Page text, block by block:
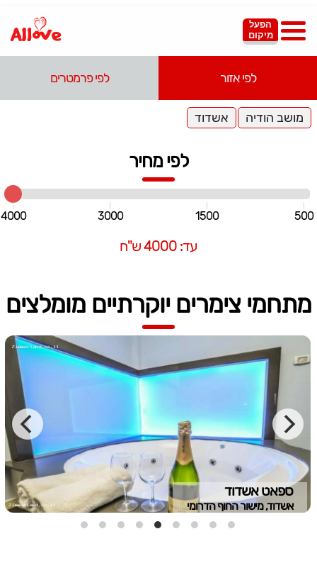
הפעל
מיקום
לפי אזור לפי פרמטרים
מושב הודיה אשדוד
לפי מחיר
500
1500
3000
4000
עד: 4000 ש"ח
מתחמי צימרים יוקרתיים מומלצים
ספאט אשדוד
אשדוד, מישור החוף הדרומי